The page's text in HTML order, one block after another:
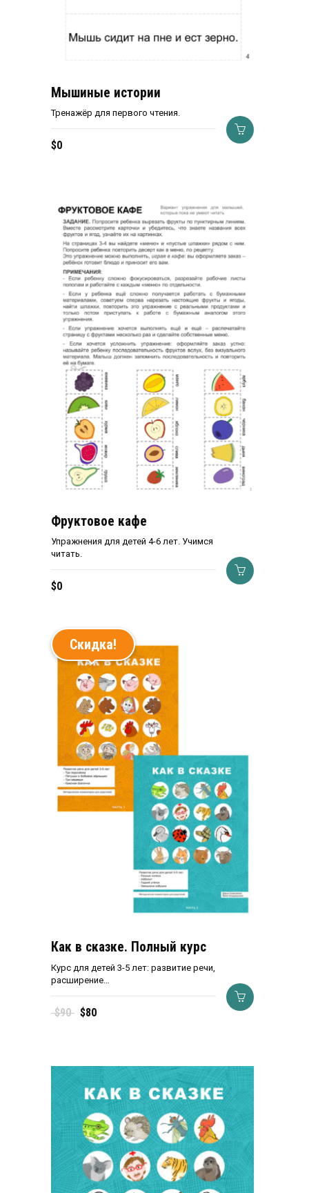
Мышиные истории
Тренажёр для первого чтения.
$0
Фруктовое кафе
Упражнения для детей 4-6 лет. Учимся
читать.
$0
Скидка!
Как в сказке. Полный курс
Курс для детей 3-5 лет: развитие речи,
расширение…
$90
Первоначальная
$90.
$80Текущая